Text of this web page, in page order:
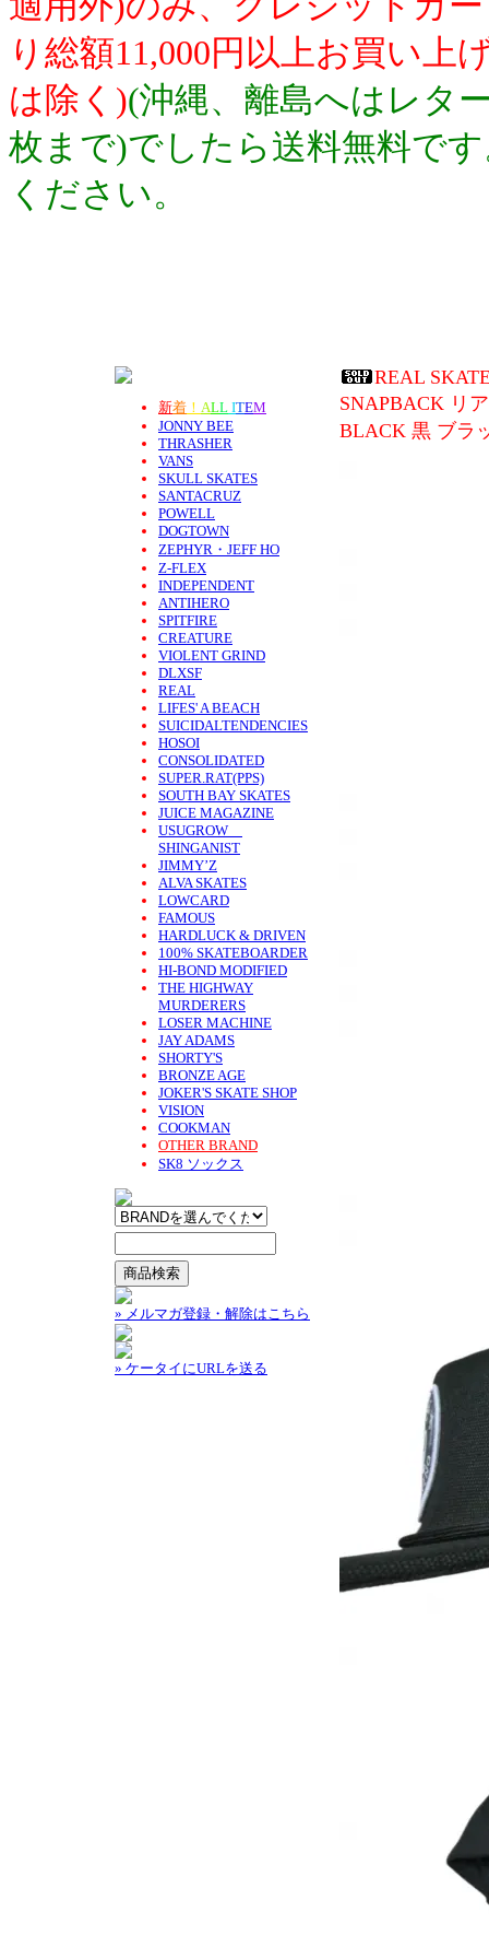
り総額11,000円以上お買い上
は除く)(沖縄、離島へはレタ
枚まで)でしたら送料無料で
ください。
新着 ！ ALL ITEM
JONNY BEE
THRASHER
VANS
SKULL SKATES
SANTACRUZ
POWELL
DOGTOWN
ZEPHYR・JEFF HO
Z-FLEX
INDEPENDENT
ANTIHERO
SPITFIRE
CREATURE
VIOLENT GRIND
DLXSF
REAL
LIFES' A BEACH
SUICIDALTENDENCIES
HOSOI
CONSOLIDATED
SUPER.RAT(PPS)
SOUTH BAY SKATES
JUICE MAGAZINE
USUGROW
SHINGANIST
JIMMY’Z
ALVA SKATES
LOWCARD
FAMOUS
HARDLUCK & DRIVEN
100% SKATEBOARDER
HI-BOND MODIFIED
THE HIGHWAY
MURDERERS
LOSER MACHINE
JAY ADAMS
SHORTY'S
BRONZE AGE
JOKER'S SKATE SHOP
VISION
COOKMAN
OTHER BRAND
SK8 ソックス
» メルマガ登録・解除はこちら
» ケータイにURLを送る
REAL
SNAPBACK リ
BLACK 黒 ブラ